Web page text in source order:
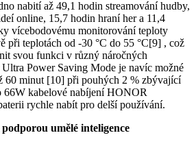
nabití až 49,1 hodin streamování hudby,
online, 15,7 hodin hraní her a 11,4
vícebodovému monitorování teploty
při teplotách od -30 °C do 55 °C[9] , což
svou funkci v různý náročných
Power Saving Mode je navíc možné
60 minut [10] při pouhých 2 % zbývající
66W kabelové nabíjení HONOR
rychle nabít pro delší používání.
umělé inteligence